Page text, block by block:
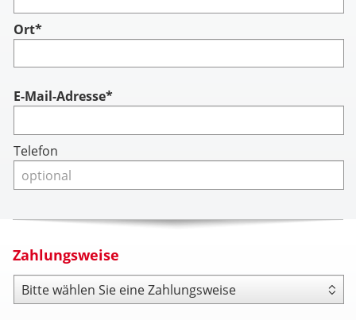
Ort*
Account
E-Mail-Adresse*
Telefon
Zahlungsweise
Zahlungsweise